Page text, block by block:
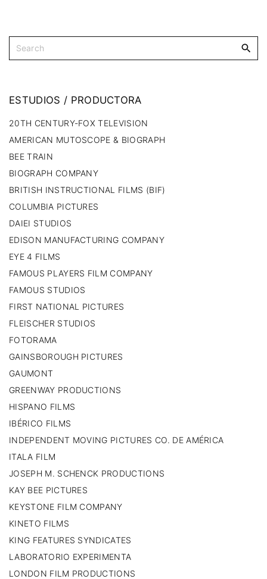
ESTUDIOS / PRODUCTORA
20TH CENTURY-FOX TELEVISION
AMERICAN MUTOSCOPE & BIOGRAPH
BEE TRAIN
BIOGRAPH COMPANY
BRITISH INSTRUCTIONAL FILMS (BIF)
COLUMBIA PICTURES
DAIEI STUDIOS
EDISON MANUFACTURING COMPANY
EYE 4 FILMS
FAMOUS PLAYERS FILM COMPANY
FAMOUS STUDIOS
FIRST NATIONAL PICTURES
FLEISCHER STUDIOS
FOTORAMA
GAINSBOROUGH PICTURES
GAUMONT
GREENWAY PRODUCTIONS
HISPANO FILMS
IBÉRICO FILMS
INDEPENDENT MOVING PICTURES CO. DE AMÉRICA
ITALA FILM
JOSEPH M. SCHENCK PRODUCTIONS
KAY BEE PICTURES
KEYSTONE FILM COMPANY
KINETO FILMS
KING FEATURES SYNDICATES
LABORATORIO EXPERIMENTA
LONDON FILM PRODUCTIONS